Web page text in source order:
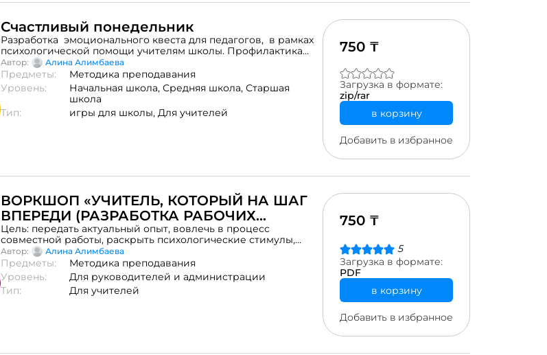
Счастливый понедельник
Разработка эмоционального квеста для педагогов, в рамках
психологической помощи учителям школы. Профилактика
эмоционального выгорания учителей.
Автор: Алина Алимбаева
Предметы:
Методика преподавания
Уровень:
Начальная школа, Средняя школа, Старшая
школа
Тип:
игры для школы, Для учителей
750 ₸
Загрузка в формате:
zip/rar
в корзину
Добавить в избранное
ВОРКШОП «УЧИТЕЛЬ, КОТОРЫЙ НА ШАГ
ВПЕРЕДИ (РАЗРАБОТКА РАБОЧИХ
ЛИСТОВ)»
Цель: передать актуальный опыт, вовлечь в процесс
совместной работы, раскрыть психологические стимулы,
информационное наполнение, навыки работы в новых
условиях.
Автор: Алина Алимбаева
Предметы:
Методика преподавания
Уровень:
Для руководителей и администрации
Тип:
Для учителей
750 ₸
5
Загрузка в формате:
PDF
в корзину
Добавить в избранное